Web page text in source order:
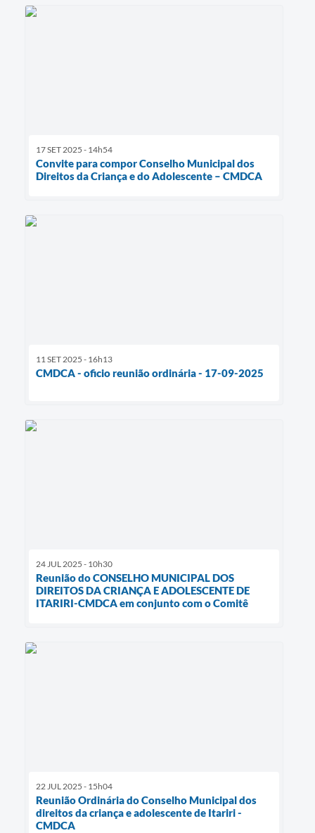
17 SET 2025 - 14h54
Convite para compor Conselho Municipal dos
Direitos da Criança e do Adolescente – CMDCA
11 SET 2025 - 16h13
CMDCA - oficio reunião ordinária - 17-09-2025
24 JUL 2025 - 10h30
Reunião do CONSELHO MUNICIPAL DOS
DIREITOS DA CRIANÇA E ADOLESCENTE DE
ITARIRI-CMDCA em conjunto com o Comitê
22 JUL 2025 - 15h04
Reunião Ordinária do Conselho Municipal dos
direitos da criança e adolescente de Itariri -
CMDCA